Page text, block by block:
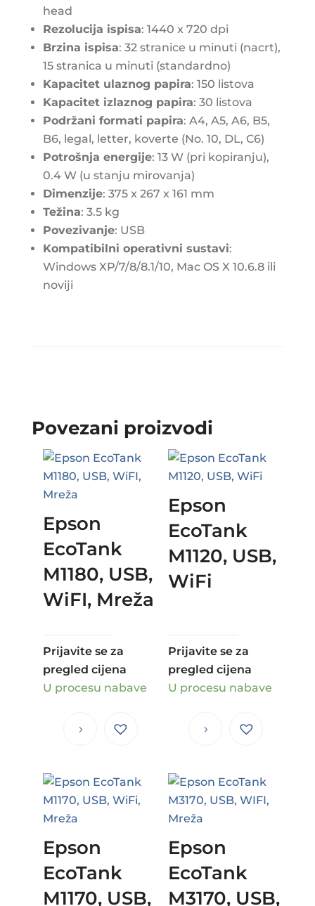
head
Rezolucija ispisa: 1440 x 720 dpi
Brzina ispisa: 32 stranice u minuti (nacrt),
15 stranica u minuti (standardno)
Kapacitet ulaznog papira: 150 listova
Kapacitet izlaznog papira: 30 listova
Podržani formati papira: A4, A5, A6, B5,
B6, legal, letter, koverte (No. 10, DL, C6)
Potrošnja energije: 13 W (pri kopiranju),
0.4 W (u stanju mirovanja)
Dimenzije: 375 x 267 x 161 mm
Težina: 3.5 kg
Povezivanje: USB
Kompatibilni operativni sustavi:
Windows XP/7/8/8.1/10, Mac OS X 10.6.8 ili
noviji​
Povezani proizvodi
Epson
EcoTank
M1180, USB,
WiFI, Mreža
Prijavite se za
pregled cijena
U procesu nabave
Epson
EcoTank
M1120, USB,
WiFi
Prijavite se za
pregled cijena
U procesu nabave
Epson
EcoTank
M1170, USB,
Epson
EcoTank
M3170, USB,